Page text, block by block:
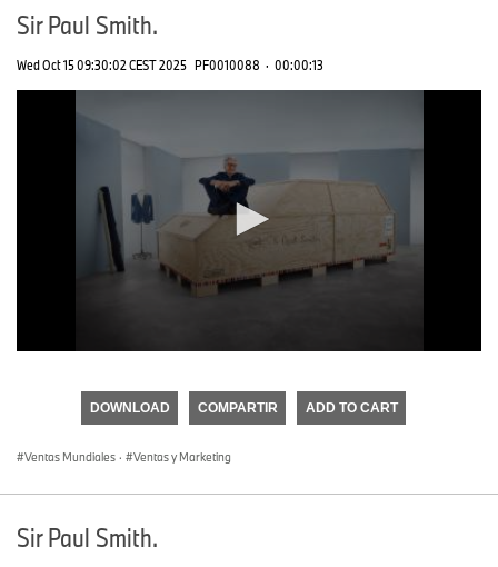
Sir Paul Smith.
Wed Oct 15 09:30:02 CEST 2025 PF0010088 · 00:00:13
seconds
DOWNLOAD COMPARTIR ADD TO CART
Ventas Mundiales · Ventas y Marketing
Sir Paul Smith.